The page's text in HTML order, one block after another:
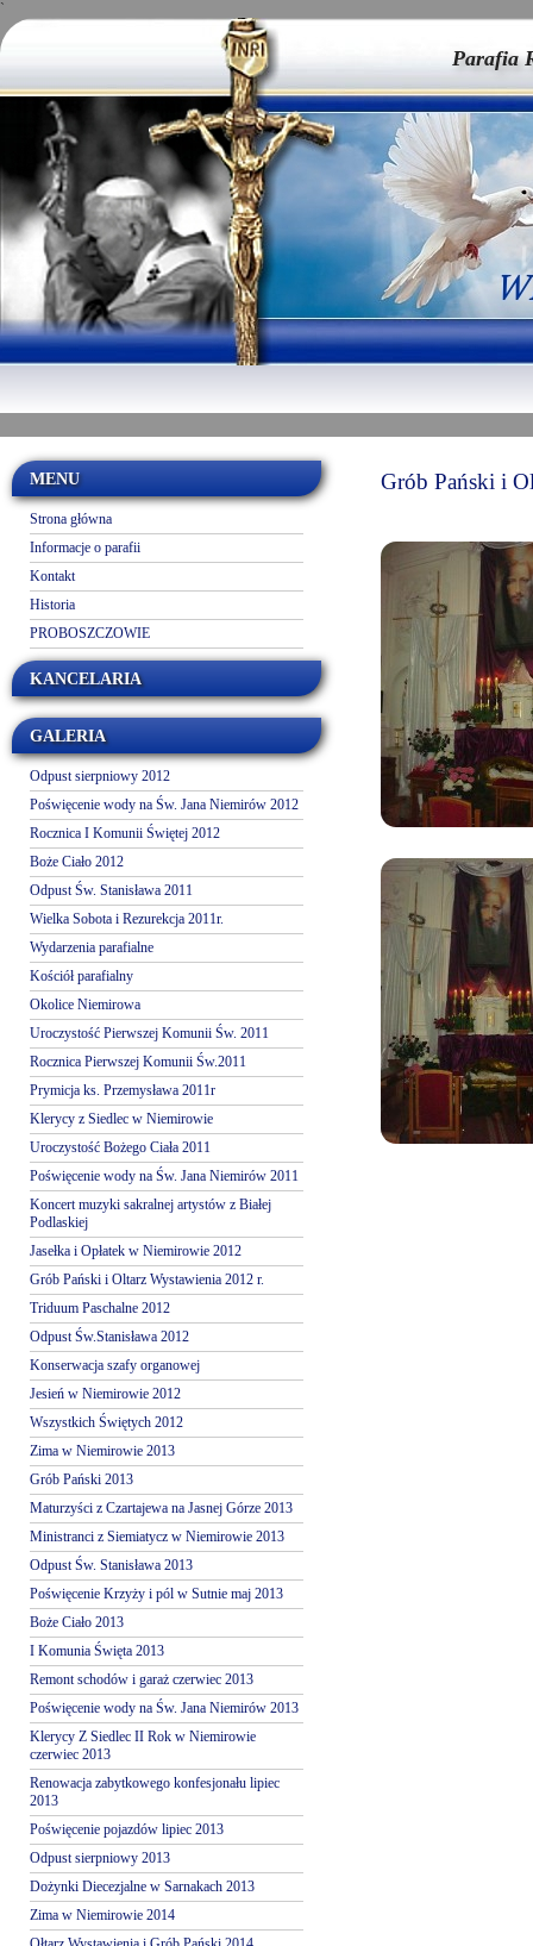
`
Parafia
MENU
Strona główna
Informacje o parafii
Kontakt
Historia
PROBOSZCZOWIE
KANCELARIA
GALERIA
Odpust sierpniowy 2012
Poświęcenie wody na Św. Jana Niemirów 2012
Rocznica I Komunii Świętej 2012
Boże Ciało 2012
Odpust Św. Stanisława 2011
Wielka Sobota i Rezurekcja 2011r.
Wydarzenia parafialne
Kościół parafialny
Okolice Niemirowa
Uroczystość Pierwszej Komunii Św. 2011
Rocznica Pierwszej Komunii Św.2011
Prymicja ks. Przemysława 2011r
Klerycy z Siedlec w Niemirowie
Uroczystość Bożego Ciała 2011
Poświęcenie wody na Św. Jana Niemirów 2011
Koncert muzyki sakralnej artystów z Białej
Podlaskiej
Jasełka i Opłatek w Niemirowie 2012
Grób Pański i Oltarz Wystawienia 2012 r.
Triduum Paschalne 2012
Odpust Św.Stanisława 2012
Konserwacja szafy organowej
Jesień w Niemirowie 2012
Wszystkich Świętych 2012
Zima w Niemirowie 2013
Grób Pański 2013
Maturzyści z Czartajewa na Jasnej Górze 2013
Ministranci z Siemiatycz w Niemirowie 2013
Odpust Św. Stanisława 2013
Poświęcenie Krzyży i pól w Sutnie maj 2013
Boże Ciało 2013
I Komunia Święta 2013
Remont schodów i garaż czerwiec 2013
Poświęcenie wody na Św. Jana Niemirów 2013
Klerycy Z Siedlec II Rok w Niemirowie
czerwiec 2013
Renowacja zabytkowego konfesjonału lipiec
2013
Poświęcenie pojazdów lipiec 2013
Odpust sierpniowy 2013
Dożynki Diecezjalne w Sarnakach 2013
Zima w Niemirowie 2014
Grób Pański i